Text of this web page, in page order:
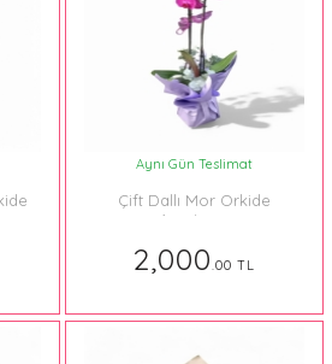
Aynı Gün Teslimat
Çift Dallı Mor Orkide
Aranjman
2,000.00 TL